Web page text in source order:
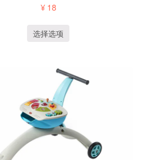
¥ 18
选择选项